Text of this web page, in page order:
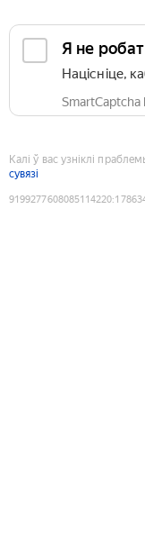
Я не робат
Націсніце,
SmartCaptcha
Калі ў вас узніклі
сувязі
9199277608085114220: